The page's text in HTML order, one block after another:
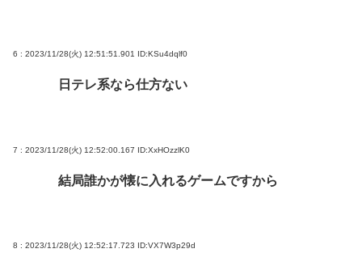
6 : 2023/11/28(火) 12:51:51.901 ID:KSu4dqlf0
日テレ系なら仕方ない
7 : 2023/11/28(火) 12:52:00.167 ID:XxHOzzlK0
結局誰かが懐に入れるゲームですから
8 : 2023/11/28(火) 12:52:17.723 ID:VX7W3p29d